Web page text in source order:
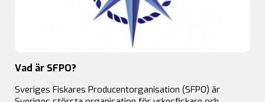
Vad är SFPO?
Sveriges Fiskares Producentorganisation (SFPO) är